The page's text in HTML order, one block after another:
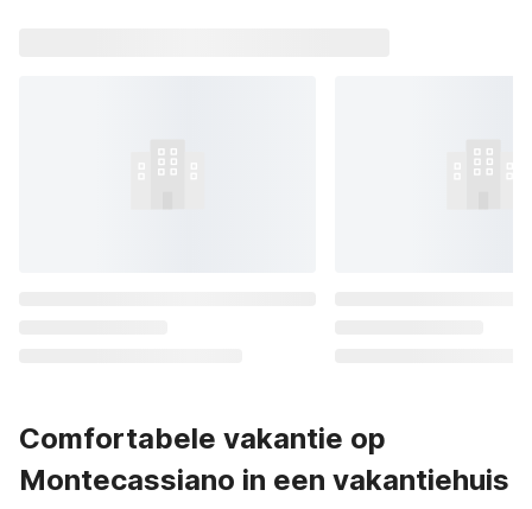
Comfortabele vakantie op
Montecassiano in een vakantiehuis